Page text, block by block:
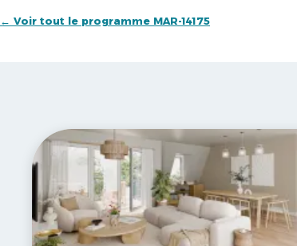
← Voir tout le programme MAR-14175